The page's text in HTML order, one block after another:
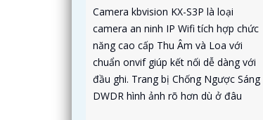
Camera kbvision KX-S3P là loại
camera an ninh IP Wifi tích hợp chức
năng cao cấp Thu Âm và Loa với
chuẩn onvif giúp kết nối dễ dàng với
đầu ghi. Trang bị Chống Ngược Sáng
DWDR hình ảnh rõ hơn dù ở đâu